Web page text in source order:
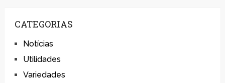
CATEGORIAS
Notícias
Utilidades
Variedades